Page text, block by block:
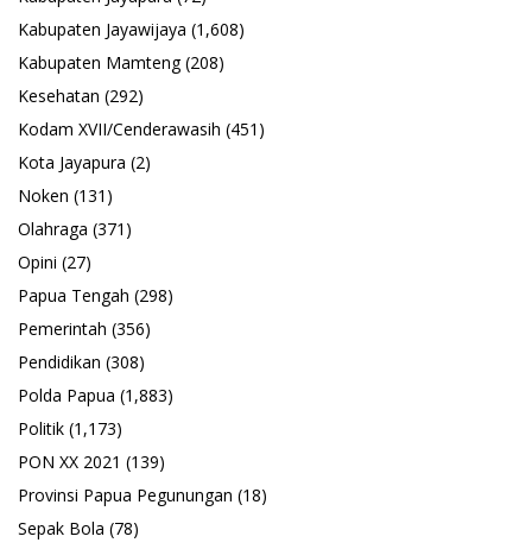
Kabupaten Jayawijaya (1,608)
Kabupaten Mamteng(208)
Kesehatan (292)
Kodam XVII/Cenderawasih (451)
Kota Jayapura (2)
Noken (131)
Olahraga (371)
Opini (27)
Papua Tengah (298)
Pemerintah (356)
Pendidikan (308)
Polda Papua (1,883)
Politik (1,173)
PON XX 2021 (139)
Provinsi Papua Pegunungan (18)
Sepak Bola (78)